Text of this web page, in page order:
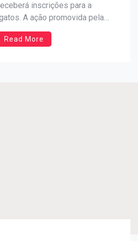
inscrições para a
A ação promovida pela
Secretaria da Saúde, destinará
para o primeiro semestre deste
Read More